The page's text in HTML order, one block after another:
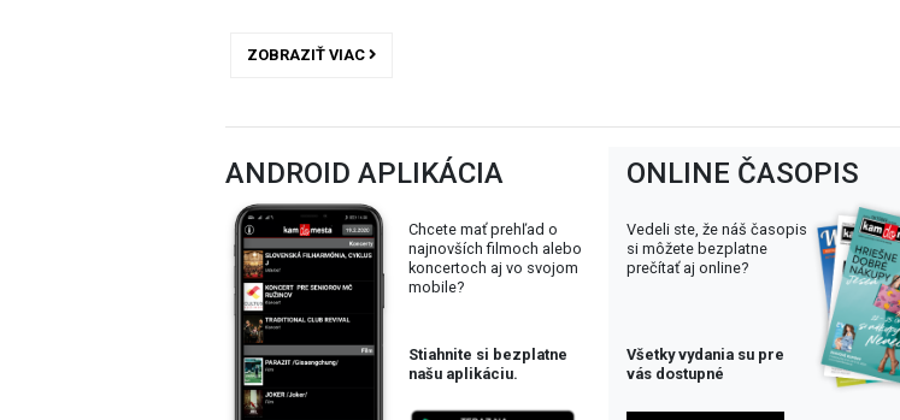
ZOBRAZIŤ VIAC
ANDROID APLIKÁCIA
Chcete mať prehľad o
najnovších filmoch alebo
koncertoch aj vo svojom
mobile?
Stiahnite si bezplatne
našu aplikáciu.
ONLINE ČASOPIS
Vedeli ste, že náš časopis
si môžete bezplatne
prečítať aj online?
Všetky vydania su pre
vás dostupné